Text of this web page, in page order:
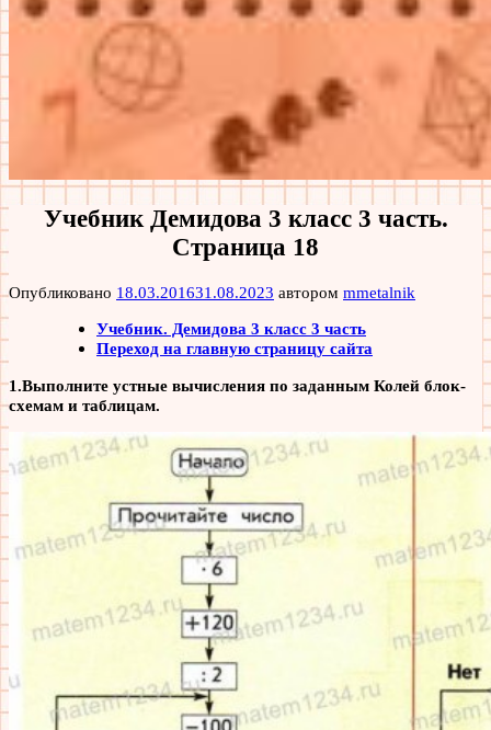
Учебник Демидова 3 класс 3 часть.
Страница 18
Опубликовано 18.03.201631.08.2023 автором mmetalnik
Учебник. Демидова 3 класс 3 часть
Переход на главную страницу сайта
1.Выполните устные вычисления по заданным Колей блок-
схемам и таблицам.